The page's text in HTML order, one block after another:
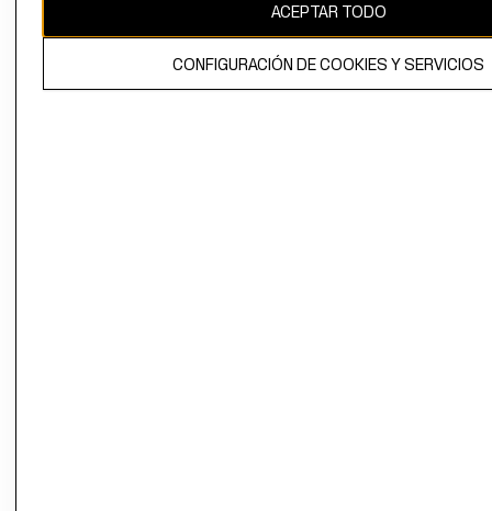
El contenido de esta página web está protegido por copyright y es
propiedad de H&M Hennes & Mauritz AB.
ACEPTAR TODO
CONFIGURACIÓN DE COOKIES Y SERVICIOS